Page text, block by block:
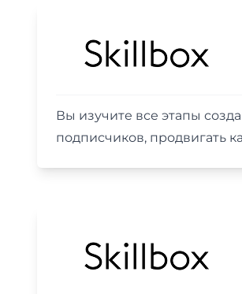
Вы изучите все этапы
подписчиков, продвигать